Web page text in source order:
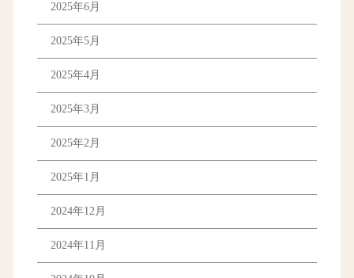
2025年6月
2025年5月
2025年4月
2025年3月
2025年2月
2025年1月
2024年12月
2024年11月